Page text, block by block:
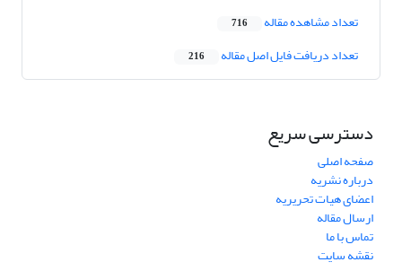
تعداد مشاهده مقاله 716
تعداد دریافت فایل اصل مقاله 216
دسترسی سریع
صفحه اصلی
درباره نشریه
اعضای هیات تحریریه
ارسال مقاله
تماس با ما
نقشه سایت